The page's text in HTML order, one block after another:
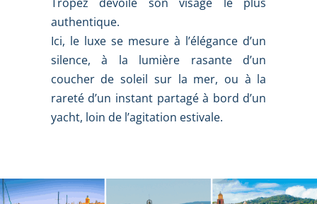
authentique.
Ici, le luxe se mesure à l’élégance d’un
silence, à la lumière rasante d’un
coucher de soleil sur la mer, ou à la
rareté d’un instant partagé à bord d’un
yacht, loin de l’agitation estivale.